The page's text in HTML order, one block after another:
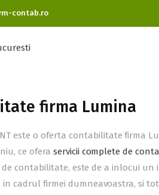
contab.ro
firma Lumina
este o oferta contabilitate
ce ofera servicii complete de
de contabilitate, este de a inlocui
cadrul firmei dumneavoastra, si